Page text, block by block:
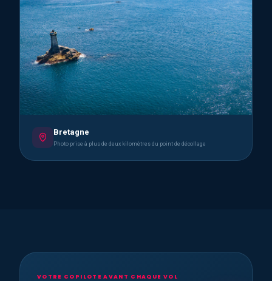
Bretagne
Photo prise à plus de deux kilomètres du point de décollage
VOTRE COPILOTE AVANT CHAQUE VOL